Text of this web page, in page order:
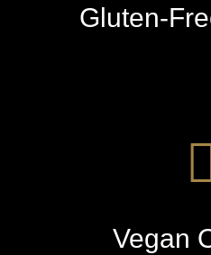
Gluten-
Vegan